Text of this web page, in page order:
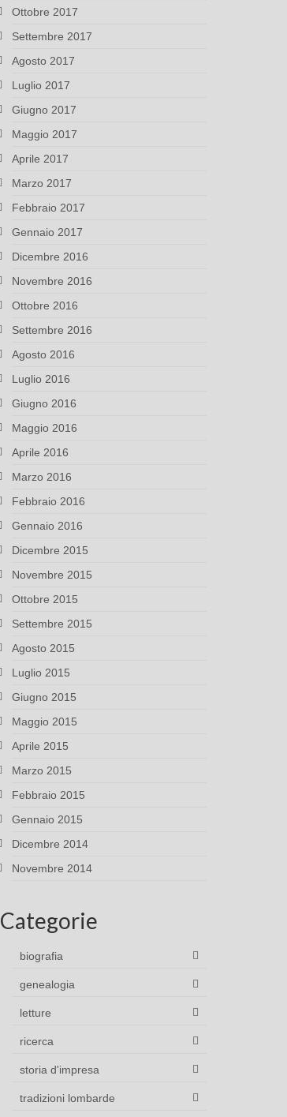
Ottobre 2017
Settembre 2017
Agosto 2017
Luglio 2017
Giugno 2017
Maggio 2017
Aprile 2017
Marzo 2017
Febbraio 2017
Gennaio 2017
Dicembre 2016
Novembre 2016
Ottobre 2016
Settembre 2016
Agosto 2016
Luglio 2016
Giugno 2016
Maggio 2016
Aprile 2016
Marzo 2016
Febbraio 2016
Gennaio 2016
Dicembre 2015
Novembre 2015
Ottobre 2015
Settembre 2015
Agosto 2015
Luglio 2015
Giugno 2015
Maggio 2015
Aprile 2015
Marzo 2015
Febbraio 2015
Gennaio 2015
Dicembre 2014
Novembre 2014
Categorie
biografia
genealogia
letture
ricerca
storia d'impresa
tradizioni lombarde